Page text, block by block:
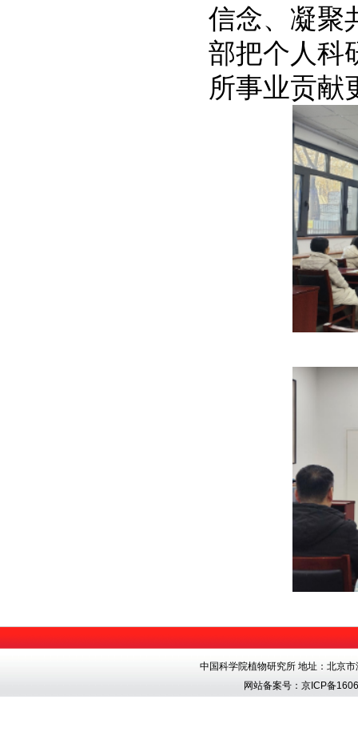
信念、凝聚
部把个人科
所事业贡献
中国科学院植物研究所 地址：北京
网站备案号：京ICP备